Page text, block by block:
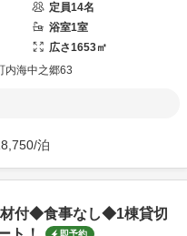
定員14名
浴室1室
広さ1653㎡
内海中之郷63
/泊
材付◆食事なし◆1棟貸切
即予約